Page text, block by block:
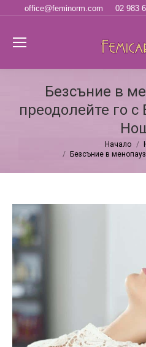
office@feminorm.com 02 983
Безсъние в
преодолейте го
Начало
Безсъние в